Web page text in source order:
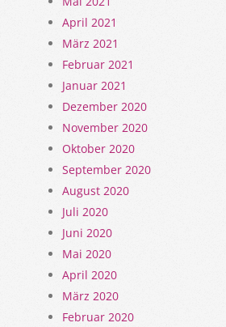
April 2021
März 2021
Februar 2021
Januar 2021
Dezember 2020
November 2020
Oktober 2020
September 2020
August 2020
Juli 2020
Juni 2020
Mai 2020
April 2020
März 2020
Februar 2020